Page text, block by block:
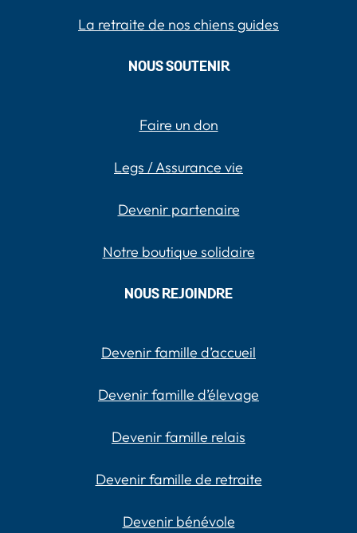
La retraite de nos chiens guides
NOUS SOUTENIR
Faire un don
Legs / Assurance vie
Devenir partenaire
Notre boutique solidaire
NOUS REJOINDRE
Devenir famille d’accueil
Devenir famille d’élevage
Devenir famille relais
Devenir famille de retraite
Devenir bénévole